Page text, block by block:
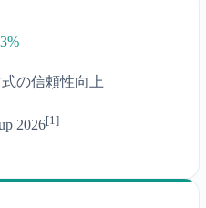
の信頼性向上
2026[1]